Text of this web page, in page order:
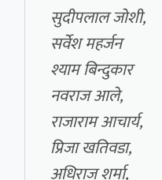
सुदीपलाल जोशी,
सर्वेश महर्जन
श्याम बिन्दुकार
नवराज आले,
राजाराम आचार्य,
प्रिजा खतिवडा,
अधिराज शर्मा,